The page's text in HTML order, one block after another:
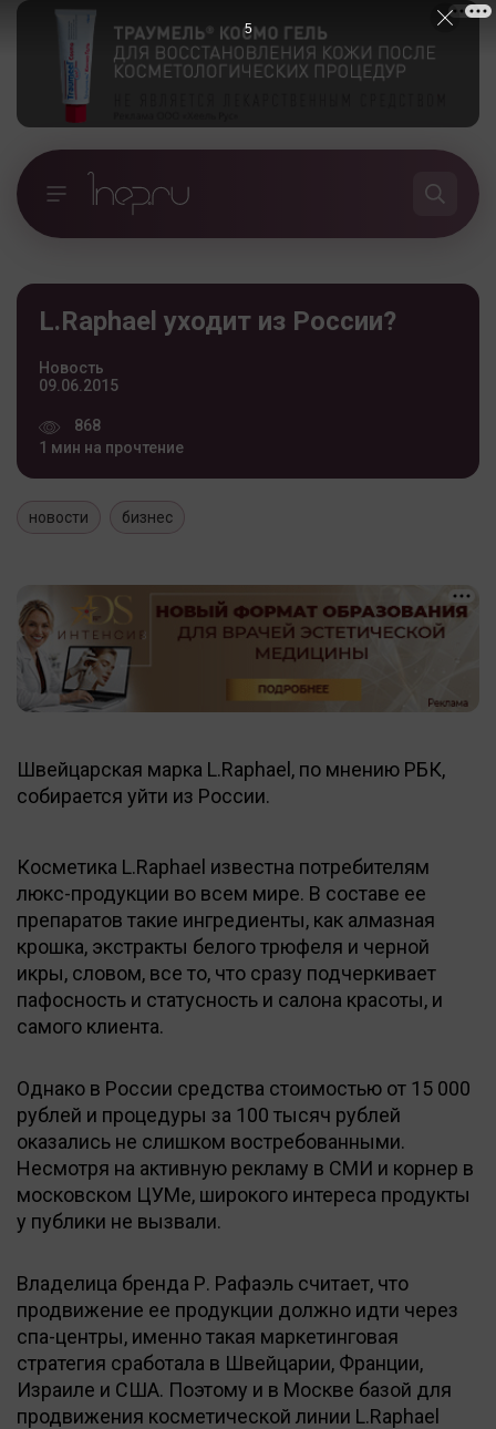
L.Raphael уходит из России?
Новость
09.06.2015
868
1 мин на прочтение
новости бизнес
Швейцарская марка L.Raphael, по мнению РБК,
собирается уйти из России.
Косметика L.Raphael известна потребителям
люкс-продукции во всем мире. В составе ее
препаратов такие ингредиенты, как алмазная
крошка, экстракты белого трюфеля и черной
икры, словом, все то, что сразу подчеркивает
пафосность и статусность и салона красоты, и
самого клиента.
Однако в России средства стоимостью от 15 000
рублей и процедуры за 100 тысяч рублей
оказались не слишком востребованными.
Несмотря на активную рекламу в СМИ и корнер в
московском ЦУМе, широкого интереса продукты
у публики не вызвали.
Владелица бренда Р. Рафаэль считает, что
продвижение ее продукции должно идти через
спа-центры, именно такая маркетинговая
стратегия сработала в Швейцарии, Франции,
Израиле и США. Поэтому и в Москве базой для
продвижения косметической линии L.Raphael
5